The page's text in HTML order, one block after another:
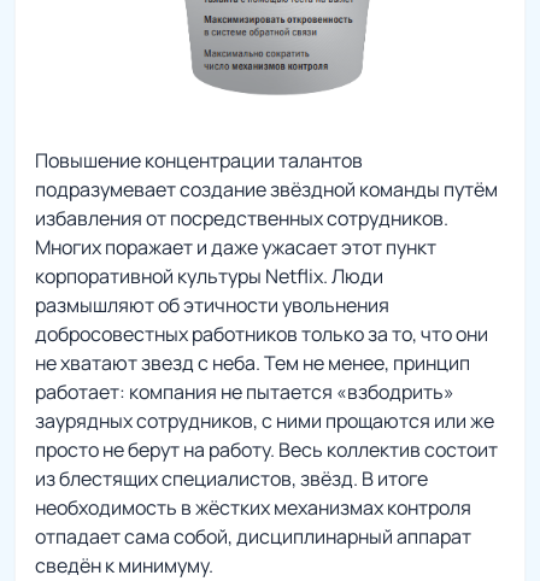
Повышение концентрации талантов
подразумевает создание звёздной команды путём
избавления от посредственных сотрудников.
Многих поражает и даже ужасает этот пункт
корпоративной культуры Netflix. Люди
размышляют об этичности увольнения
добросовестных работников только за то, что они
не хватают звезд с неба. Тем не менее, принцип
работает: компания не пытается «взбодрить»
заурядных сотрудников, с ними прощаются или же
просто не берут на работу. Весь коллектив состоит
из блестящих специалистов, звёзд. В итоге
необходимость в жёстких механизмах контроля
отпадает сама собой, дисциплинарный аппарат
сведён к минимуму.